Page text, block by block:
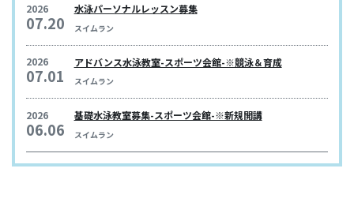
2026
07.20
水泳パーソナルレッスン募集
スイムラン
2026
07.01
アドバンス水泳教室-スポーツ会館-※競泳＆育成
スイムラン
2026
06.06
基礎水泳教室募集-スポーツ会館-※新規開講
スイムラン